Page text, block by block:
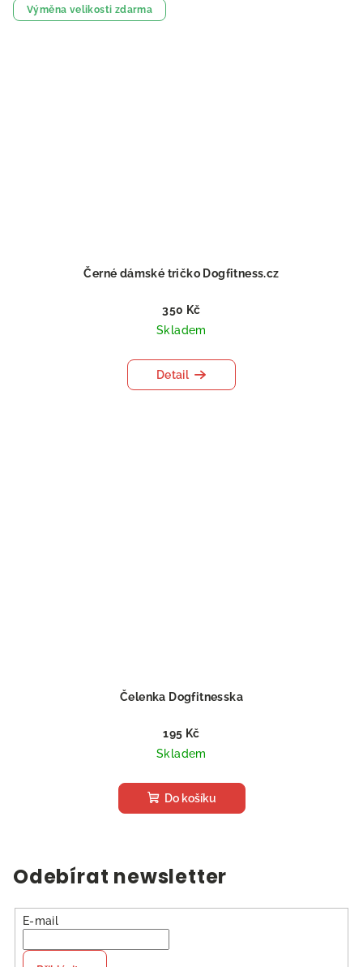
Výměna velikosti zdarma
Černé dámské tričko Dogfitness.cz
350 Kč
Skladem
Detail
Čelenka Dogfitnesska
195 Kč
Skladem
Do košíku
Odebírat newsletter
E-mail